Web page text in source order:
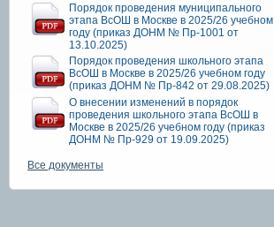
Порядок проведения муниципального
этапа ВсОШ в Москве в 2025/26 учебном
году (приказ ДОНМ № Пр-1001 от
13.10.2025)
Порядок проведения школьного этапа
ВсОШ в Москве в 2025/26 учебном году
(приказ ДОНМ № Пр-842 от 29.08.2025)
О внесении изменений в порядок
проведения школьного этапа ВсОШ в
Москве в 2025/26 учебном году (приказ
ДОНМ № Пр-929 от 19.09.2025)
Все документы